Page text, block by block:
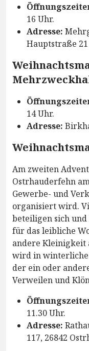
16 Uhr.
Adresse:
Hauptstraße
14 Uhr.
Adresse:
Am zweiten
Ostrhauderfehn
Gewerbe- und
organisiert wird.
beteiligen sich und
für das leibliche
andere Kleinigkeit
wird in winterliche
der ein oder
Verweilen und
11.30 Uhr.
Adresse:
117, 26842